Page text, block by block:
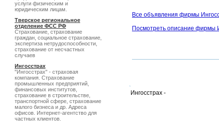
услуги физическим и
юридическим лицам.
Тверское региональное
отделение ФСС РФ
Cтрахование, страхование
граждан, социальное страхование,
экспертиза нетрудоспособности,
страхование от несчастных
случаев
Ингосстрах
"Ингосстрах" - страховая
компания. Страхование
промышленных предприятий,
финансовых институтов,
страхование в строительстве,
транспортной сфере, страхование
малого бизнеса и др. Адреса
офисов. Интернет-агентство для
частных клиентов.
Все объявления фирмы
Посмотреть описание фирмы
Ингосстрах -